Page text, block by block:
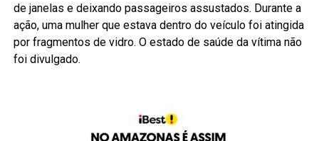
de janelas e deixando passageiros assustados. Durante a
ação, uma mulher que estava dentro do veículo foi atingida
por fragmentos de vidro. O estado de saúde da vítima não
foi divulgado.